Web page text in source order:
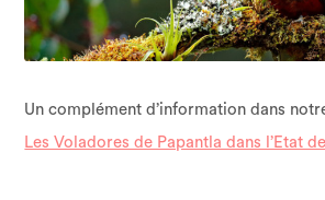
Un complément d’information dans
Les Voladores de Papantla dans l’Etat